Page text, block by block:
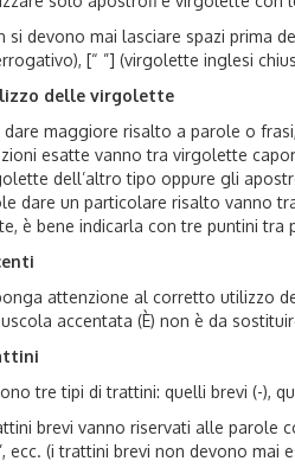
si devono mai lasciare spazi prima
[“ ”] (virgolette inglesi
delle virgolette
dare maggiore risalto a parole o
esatte vanno tra virgolette
dell’altro tipo oppure gli
dare un particolare risalto vanno
è bene indicarla con tre puntini tra
attenzione al corretto utilizzo
accentata (È) non è da
tre tipi di trattini: quelli brevi (-),
brevi vanno riservati alle parole
ecc. (i trattini brevi non devono mai